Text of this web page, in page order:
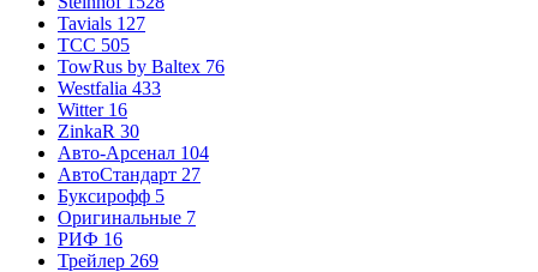
Tavials 127
TCC 505
TowRus by Baltex 76
Westfalia 433
Witter 16
ZinkaR 30
Авто-Арсенал 104
АвтоСтандарт 27
Буксирофф 5
Оригинальные 7
РИФ 16
Трейлер 269